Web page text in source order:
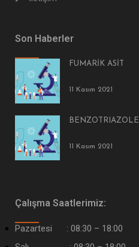
Son Haberler
FUMARİK ASİT
11 Kasım 2021
BENZOTRIAZOLE
11 Kasım 2021
Çalışma Saatlerimiz:
Pazartesi : 08:30 – 18:00